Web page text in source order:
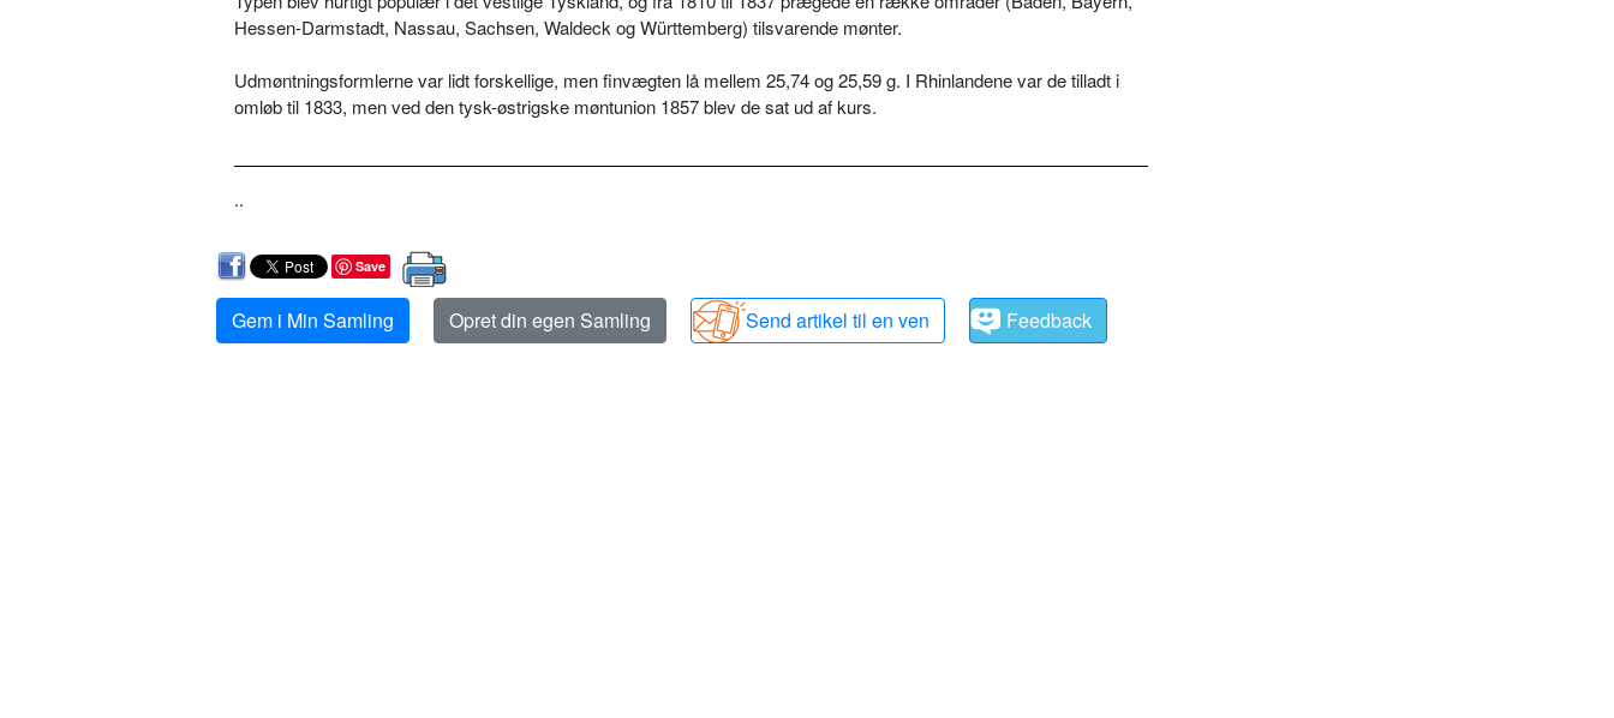
Hessen-Darmstadt, Nassau, Sachsen, Waldeck og Württemberg) tilsvarende mønter.
Udmøntningsformlerne var lidt forskellige, men finvægten lå mellem 25,74 og 25,59 g. I Rhinlandene var de tilladt i
omløb til 1833, men ved den tysk-østrigske møntunion 1857 blev de sat ud af kurs.
..
Save
Gem i Min Samling Opret din egen Samling Send artikel til en ven Feedback